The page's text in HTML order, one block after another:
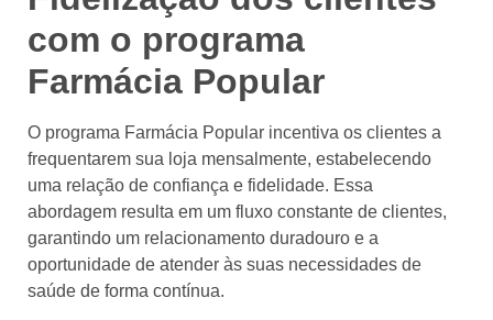
com o programa
Farmácia Popular
O programa Farmácia Popular incentiva os clientes a
frequentarem sua loja mensalmente, estabelecendo
uma relação de confiança e fidelidade. Essa
abordagem resulta em um fluxo constante de clientes,
garantindo um relacionamento duradouro e a
oportunidade de atender às suas necessidades de
saúde de forma contínua.